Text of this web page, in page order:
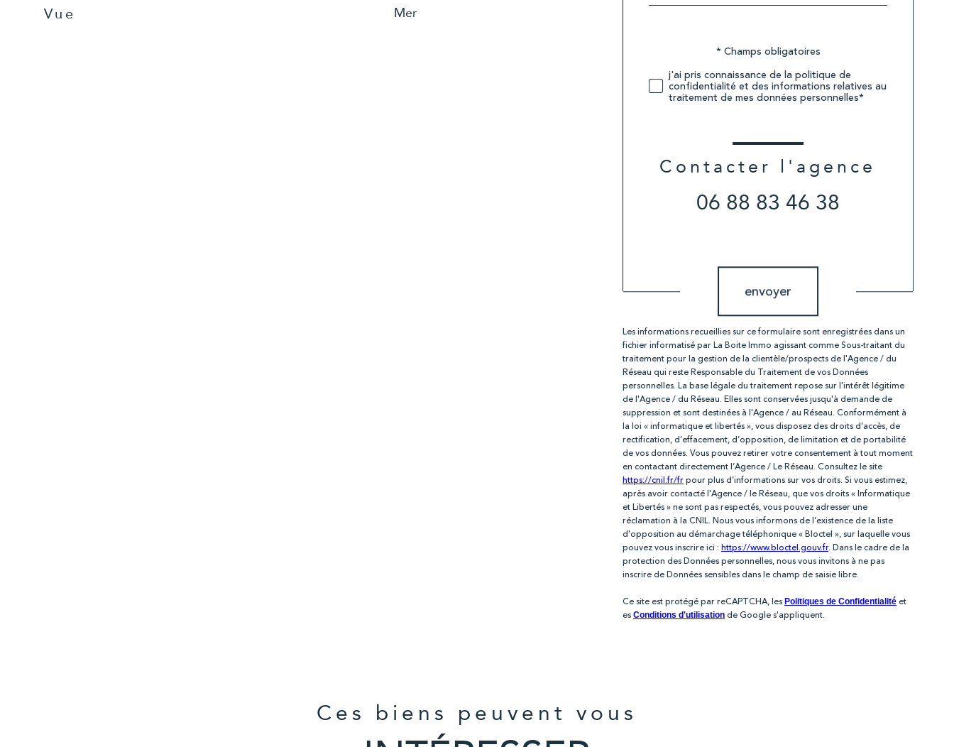
Vue Mer
Validation* Champs obligatoires
j'ai pris connaissance de la politique de
confidentialité et des informations relatives au
traitement de mes données personnelles*
Contacter l'agence
06 88 83 46 38
envoyer
Les informations recueillies sur ce formulaire sont enregistrées dans un
fichier informatisé par La Boite Immo agissant comme Sous-traitant du
traitement pour la gestion de la clientèle/prospects de l'Agence / du
Réseau qui reste Responsable du Traitement de vos Données
personnelles. La base légale du traitement repose sur l'intérêt légitime
de l'Agence / du Réseau. Elles sont conservées jusqu'à demande de
suppression et sont destinées à l'Agence / au Réseau. Conformément à
la loi « informatique et libertés », vous disposez des droits d’accès, de
rectification, d’effacement, d’opposition, de limitation et de portabilité
de vos données. Vous pouvez retirer votre consentement à tout moment
en contactant directement l’Agence / Le Réseau. Consultez le site
https://cnil.fr/frpour plus d’informations sur vos droits. Si vous estimez,
après avoir contacté l'Agence / le Réseau, que vos droits « Informatique
et Libertés » ne sont pas respectés, vous pouvez adresser une
réclamation à la CNIL. Nous vous informons de l’existence de la liste
d'opposition au démarchage téléphonique « Bloctel », sur laquelle vous
pouvez vous inscrire ici : https://www.bloctel.gouv.fr. Dans le cadre de la
protection des Données personnelles, nous vous invitons à ne pas
inscrire de Données sensibles dans le champ de saisie libre.
Ce site est protégé par reCAPTCHA, les Politiques de Confidentialité et
es Conditions d'utilisation de Google s'appliquent.
Ces biens peuvent vous